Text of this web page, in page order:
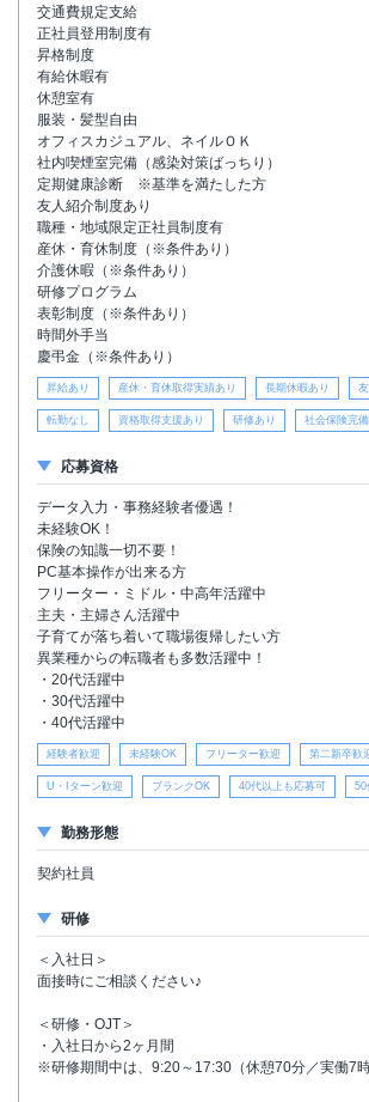
交通費規定支給
正社員登用制度有
昇格制度
有給休暇有
休憩室有
服装・髪型自由
オフィスカジュアル、ネイルＯＫ
社内喫煙室完備（感染対策ばっちり）
定期健康診断 ※基準を満たした方
友人紹介制度あり
職種・地域限定正社員制度有
産休・育休制度（※条件あり）
介護休暇（※条件あり）
研修プログラム
表彰制度（※条件あり）
時間外手当
慶弔金（※条件あり）
昇給あり 産休・育休取得実績あり 長期休暇あり
転勤なし 資格取得支援あり 研修あり 社会保険完備
応募資格
データ入力・事務経験者優遇！
未経験OK！
保険の知識一切不要！
PC基本操作が出来る方
フリーター・ミドル・中高年活躍中
主夫・主婦さん活躍中
子育てが落ち着いて職場復帰したい方
異業種からの転職者も多数活躍中！
・20代活躍中
・30代活躍中
・40代活躍中
経験者歓迎 未経験OK フリーター歓迎 第二新卒歓
U・Iターン歓迎 ブランクOK 40代以上も応募可 50
勤務形態
契約社員
研修
＜入社日＞
面接時にご相談ください♪
＜研修・OJT＞
・入社日から2ヶ月間
※研修期間中は、9:20～17:30（休憩70分／実働7